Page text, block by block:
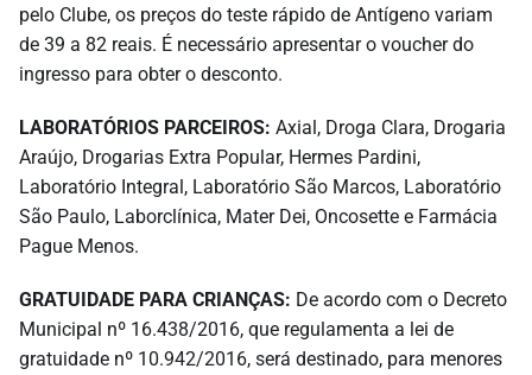
pelo Clube, os preços do teste rápido de Antígeno variam
de 39 a 82 reais. É necessário apresentar o voucher do
ingresso para obter o desconto.
LABORATÓRIOS PARCEIROS: Axial, Droga Clara, Drogaria
Araújo, Drogarias Extra Popular, Hermes Pardini,
Laboratório Integral, Laboratório São Marcos, Laboratório
São Paulo, Laborclínica, Mater Dei, Oncosette e Farmácia
Pague Menos.
GRATUIDADE PARA CRIANÇAS: De acordo com o Decreto
Municipal nº 16.438/2016, que regulamenta a lei de
gratuidade nº 10.942/2016, será destinado, para menores